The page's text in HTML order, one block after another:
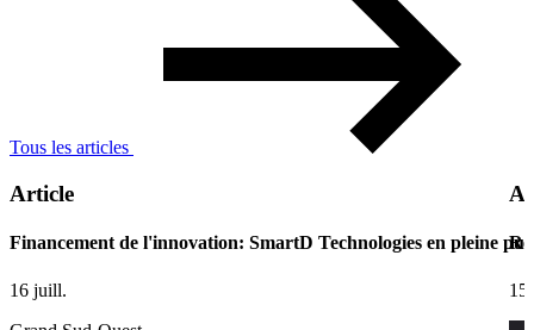
Tous les articles
Article
Financement de l'innovation: SmartD Technologies en pleine
16 juill.
15